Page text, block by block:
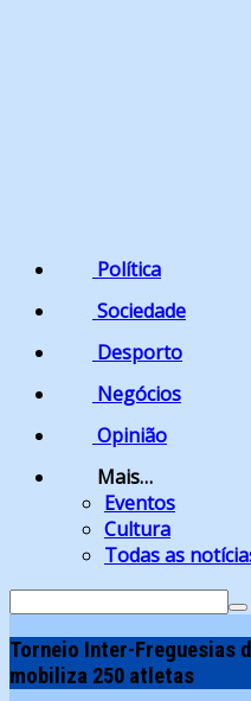
Política
Sociedade
Desporto
Negócios
Opinião
Mais…
Eventos
Cultura
Todas as
Search
Torneio Inter-Freguesias
mobiliza 250 atletas